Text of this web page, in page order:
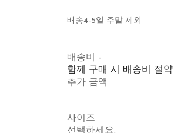
배송4-5일 주말 제외
배송비 -
함께 구매 시 배송비 절약
추가 금액
사이즈
선택하세요.